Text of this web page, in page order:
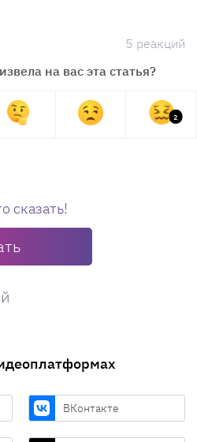
5 реакций
на вас эта статья?
2
сказать!
ВКонтакте